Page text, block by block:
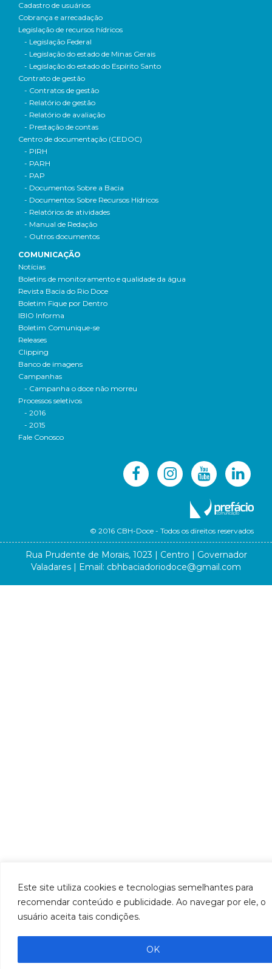
Este site utiliza cookies e tecnologias semelhantes para
recomendar conteúdo e publicidade. Ao navegar por ele, o
usuário aceita tais condições.
OK
Cadastro de usuários
Cobrança e arrecadação
Legislação de recursos hídricos
- Legislação Federal
- Legislação do estado de Minas Gerais
- Legislação do estado do Espírito Santo
Contrato de gestão
- Contratos de gestão
- Relatório de gestão
- Relatório de avaliação
- Prestação de contas
Centro de documentação (CEDOC)
- PIRH
- PARH
- PAP
- Documentos Sobre a Bacia
- Documentos Sobre Recursos Hídricos
- Relatórios de atividades
- Manual de Redação
- Outros documentos
COMUNICAÇÃO
Notícias
Boletins de monitoramento e qualidade da água
Revista Bacia do Rio Doce
Boletim Fique por Dentro
IBIO Informa
Boletim Comunique-se
Releases
Clipping
Banco de imagens
Campanhas
- Campanha o doce não morreu
Processos seletivos
- 2016
- 2015
Fale Conosco
© 2016 CBH-Doce - Todos os direitos reservados
Rua Prudente de Morais, 1023 | Centro | Governador
Valadares | Email: cbhbaciadoriodoce@gmail.com